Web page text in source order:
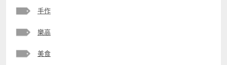
手作
樂高
美食